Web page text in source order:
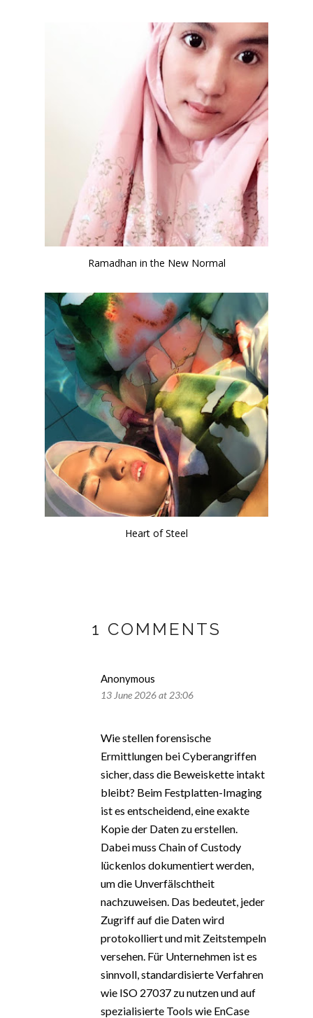
Ramadhan in the New Normal
Heart of Steel
1 COMMENTS
Anonymous
13 June 2026 at 23:06
Wie stellen forensische
Ermittlungen bei Cyberangriffen
sicher, dass die Beweiskette intakt
bleibt? Beim Festplatten-Imaging
ist es entscheidend, eine exakte
Kopie der Daten zu erstellen.
Dabei muss Chain of Custody
lückenlos dokumentiert werden,
um die Unverfälschtheit
nachzuweisen. Das bedeutet, jeder
Zugriff auf die Daten wird
protokolliert und mit Zeitstempeln
versehen. Für Unternehmen ist es
sinnvoll, standardisierte Verfahren
wie ISO 27037 zu nutzen und auf
spezialisierte Tools wie EnCase